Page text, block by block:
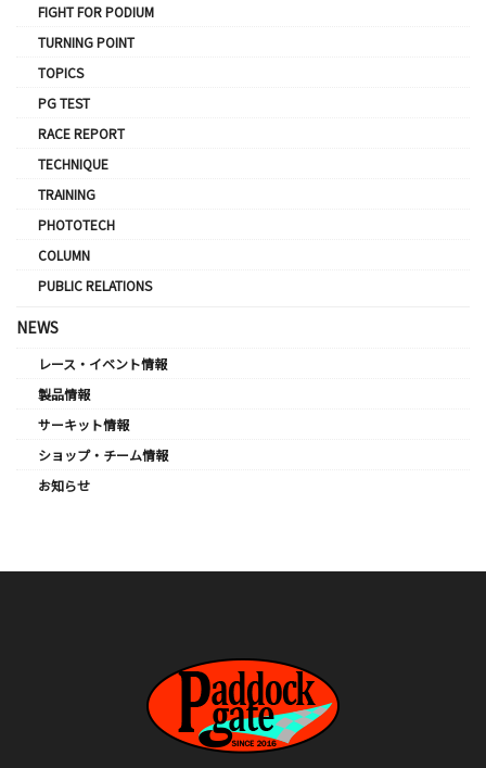
FIGHT FOR PODIUM
TURNING POINT
TOPICS
PG TEST
RACE REPORT
TECHNIQUE
TRAINING
PHOTOTECH
COLUMN
PUBLIC RELATIONS
NEWS
レース・イベント情報
製品情報
サーキット情報
ショップ・チーム情報
お知らせ